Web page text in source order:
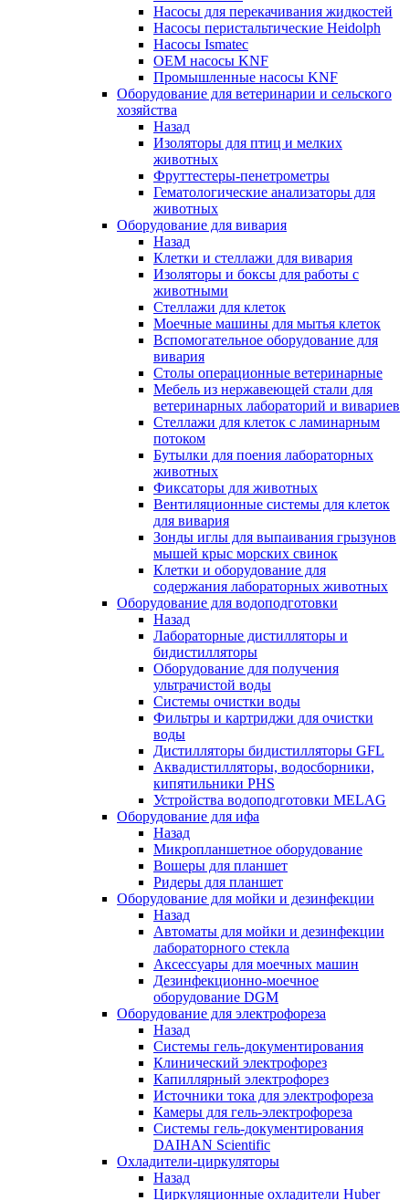
Насосы для перекачивания жидкостей
Насосы перистальтические Heidolph
Насосы Ismatec
OEM насосы KNF
Промышленные насосы KNF
Оборудование для ветеринарии и сельского
хозяйства
Назад
Изоляторы для птиц и мелких
животных
Фруттестеры-пенетрометры
Гематологические анализаторы для
животных
Оборудование для вивария
Назад
Клетки и стеллажи для вивария
Изоляторы и боксы для работы с
животными
Стеллажи для клеток
Моечные машины для мытья клеток
Вспомогательное оборудование для
вивария
Столы операционные ветеринарные
Мебель из нержавеющей стали для
ветеринарных лабораторий и вивариев
Стеллажи для клеток с ламинарным
потоком
Бутылки для поения лабораторных
животных
Фиксаторы для животных
Вентиляционные системы для клеток
для вивария
Зонды иглы для выпаивания грызунов
мышей крыс морских свинок
Клетки и оборудование для
содержания лабораторных животных
Оборудование для водоподготовки
Назад
Лабораторные дистилляторы и
бидистилляторы
Оборудование для получения
ультрачистой воды
Системы очистки воды
Фильтры и картриджи для очистки
воды
Дистилляторы бидистилляторы GFL
Аквадистилляторы, водосборники,
кипятильники PHS
Устройства водоподготовки MELAG
Оборудование для ифа
Назад
Микропланшетное оборудование
Вошеры для планшет
Ридеры для планшет
Оборудование для мойки и дезинфекции
Назад
Автоматы для мойки и дезинфекции
лабораторного стекла
Аксессуары для моечных машин
Дезинфекционно-моечное
оборудование DGM
Оборудование для электрофореза
Назад
Системы гель-документирования
Клинический электрофорез
Капиллярный электрофорез
Источники тока для электрофореза
Камеры для гель-электрофореза
Системы гель-документирования
DAIHAN Scientific
Охладители-циркуляторы
Назад
Циркуляционные охладители Huber